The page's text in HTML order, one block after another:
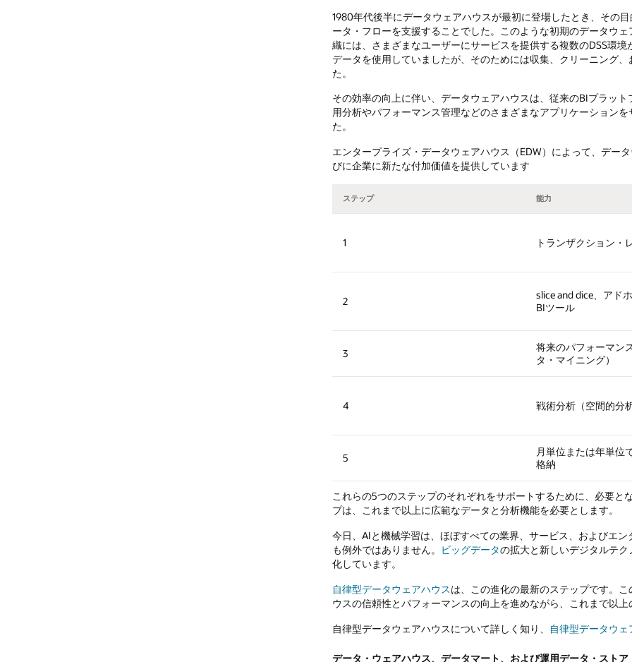
1980年代後半にデータウェアハウスが最初に登場したとき、その
ータ・フローを支援することでした。このような初期のデータウ
織には、さまざまなユーザーにサービスを提供する複数のDSS環
データを使用していましたが、そのためには収集、クリーニング
た。
その効率の向上に伴い、データウェアハウスは、従来のBIプラッ
用分析やパフォーマンス管理などのさまざまなアプリケーション
た。
エンタープライズ・データウェアハウス（EDW）によって、デー
びに企業に新たな付加価値を提供しています
ステップ 能力
1 トランザクション・
2
slice and dice、アド
BIツール
3
将来のパフォーマン
タ・マイニング）
4 戦術分析（空間的分
5
月単位または年単位
格納
これらの5つのステップのそれぞれをサポートするために、必要
プは、これまで以上に広範なデータと分析機能を必要とします。
今日、AIと機械学習は、ほぼすべての業界、サービス、およびエ
も例外ではありません。 ビッグデータの拡大と新しいデジタルテ
化しています。
自律型データウェアハウスは、この進化の最新のステップです。
ウスの信頼性とパフォーマンスの向上を進めながら、これまで以
自律型データウェアハウスについて詳しく知り、 自律型データウ
データ・ウェアハウス、データマート、および運用データ・ストア